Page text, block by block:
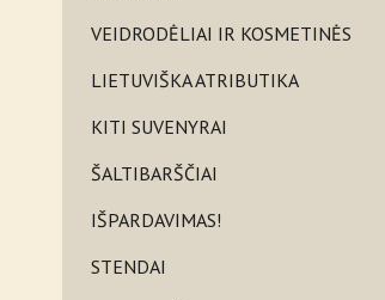
VEIDRODĖLIAI IR KOSMETINĖS
LIETUVIŠKA ATRIBUTIKA
KITI SUVENYRAI
ŠALTIBARŠČIAI
IŠPARDAVIMAS!
STENDAI